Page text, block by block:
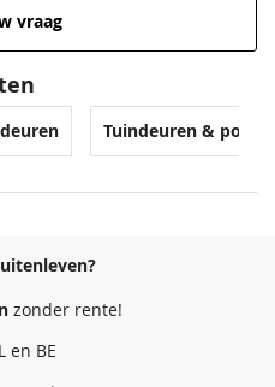
vraag
Tuindeuren &
zonder rente!
en BE